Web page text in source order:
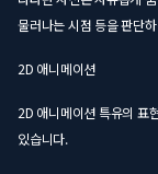
물러나는 시점 등을 판단
2D 애니메이션
2D 애니메이션 특유의 표
있습니다.